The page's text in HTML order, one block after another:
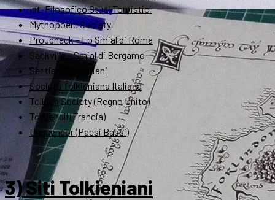
Ist. Filosofico Studi Tomistici
Mythopoeic Society
Proudneck – Lo Smial di Roma
Sackville – Smial di Bergamo
Sentieri Tolkieniani
Società Tolkieniana Italiana
Tolkien Society (Regno Unito)
Tolkiendil (Francia)
Unquendor (Paesi Bassi)
3) Siti Tolkieniani